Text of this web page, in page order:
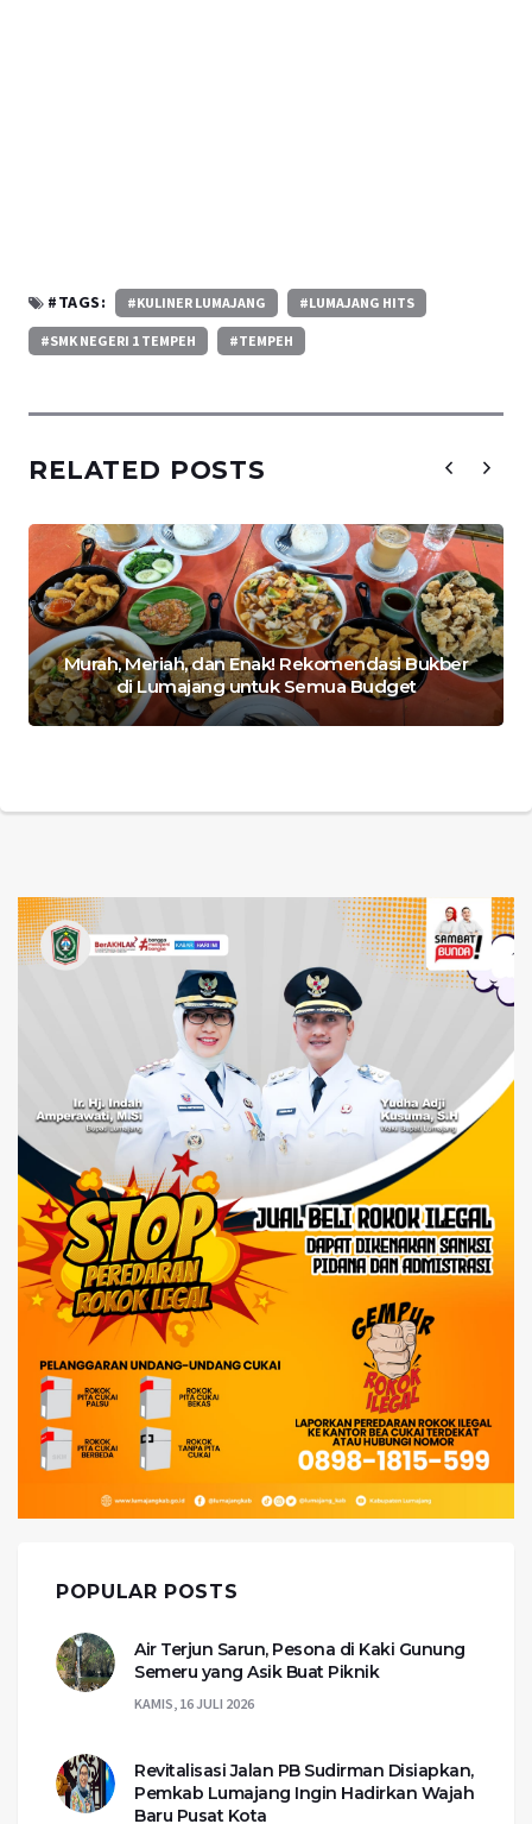
#TAGS: #KULINER LUMAJANG #LUMAJANG HITS
#SMK NEGERI 1 TEMPEH #TEMPEH
RELATED POSTS
Murah, Meriah, dan Enak! Rekomendasi Bukber
di Lumajang untuk Semua Budget
POPULAR POSTS
Air Terjun Sarun, Pesona di Kaki Gunung
Semeru yang Asik Buat Piknik
KAMIS, 16 JULI 2026
Revitalisasi Jalan PB Sudirman Disiapkan,
Pemkab Lumajang Ingin Hadirkan Wajah
Baru Pusat Kota